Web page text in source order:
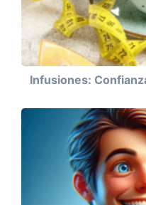
Infusiones: